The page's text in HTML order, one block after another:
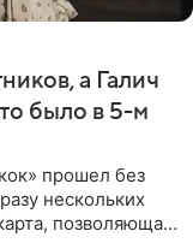
а Галич
было в 5-м
прошел без
нескольких
позволяющая